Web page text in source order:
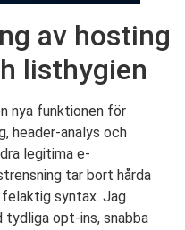
av hosting
listhygien
nya funktionen för
header-analys och
legitima e-
tar bort hårda
felaktig syntax. Jag
tydliga opt-ins, snabba